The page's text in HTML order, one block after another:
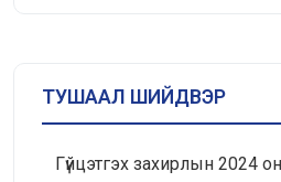
ТУШААЛ ШИЙДВЭР
Гүйцэтгэх захирлын 2024